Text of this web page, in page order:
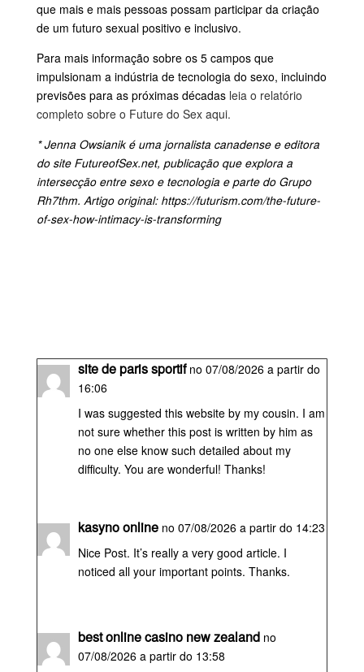
que mais e mais pessoas possam participar da criação
de um futuro sexual positivo e inclusivo.
Para mais informação sobre os 5 campos que
impulsionam a indústria de tecnologia do sexo, incluindo
previsões para as próximas décadas leia o relatório
completo sobre o Future do Sex aqui.
* Jenna Owsianik é uma jornalista canadense e editora
do site FutureofSex.net, publicação que explora a
intersecção entre sexo e tecnologia e parte do Grupo
Rh7thm. Artigo original: https://futurism.com/the-future-
of-sex-how-intimacy-is-transforming
site de paris sportif no 07/08/2026 a partir do
16:06
I was suggested this website by my cousin. I am
not sure whether this post is written by him as
no one else know such detailed about my
difficulty. You are wonderful! Thanks!
kasyno online no 07/08/2026 a partir do 14:23
Nice Post. It’s really a very good article. I
noticed all your important points. Thanks.
best online casino new zealand no
07/08/2026 a partir do 13:58